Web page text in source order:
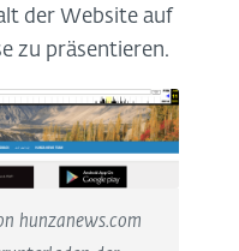
der Website auf
zu präsentieren.
hunzanews.com